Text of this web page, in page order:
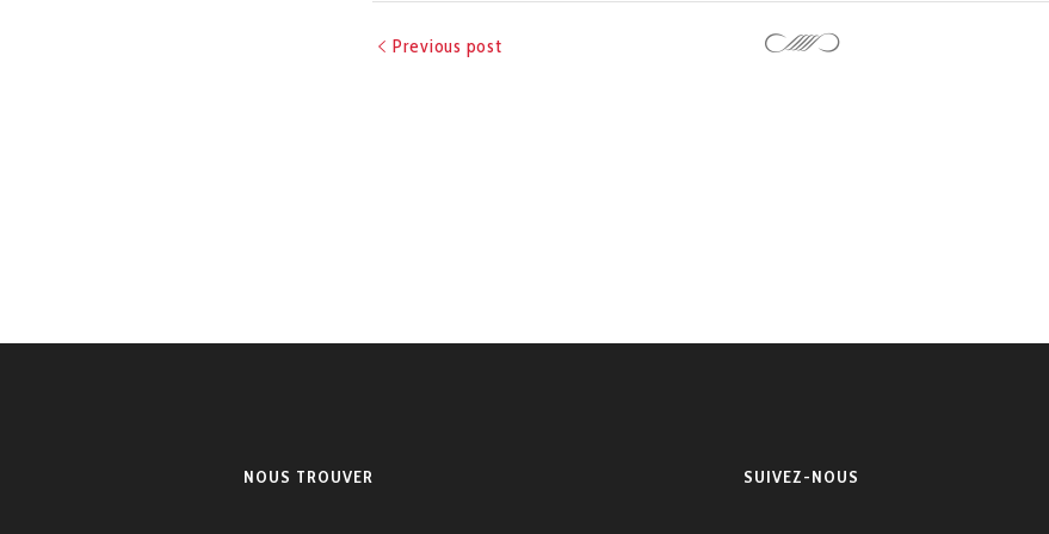
Previous post
NOUS TROUVER SUIVEZ-NOUS